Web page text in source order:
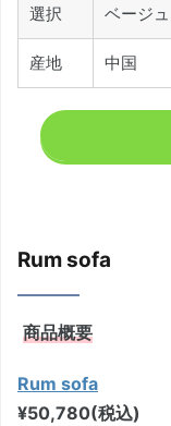
選択
ベージ
産地 中国
Rum sofa
商品概要
Rum sofa
¥50,780(税込)